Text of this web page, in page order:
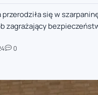
się w
zagrażający
0